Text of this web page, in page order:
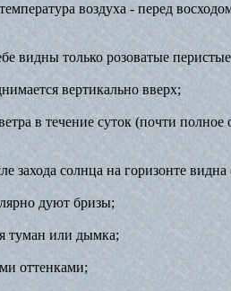
воздуха - перед
видны только розоватые
вертикально вверх;
в течение суток (почти полное
захода солнца на горизонте видна
дуют бризы;
туман или дымка;
оттенками;